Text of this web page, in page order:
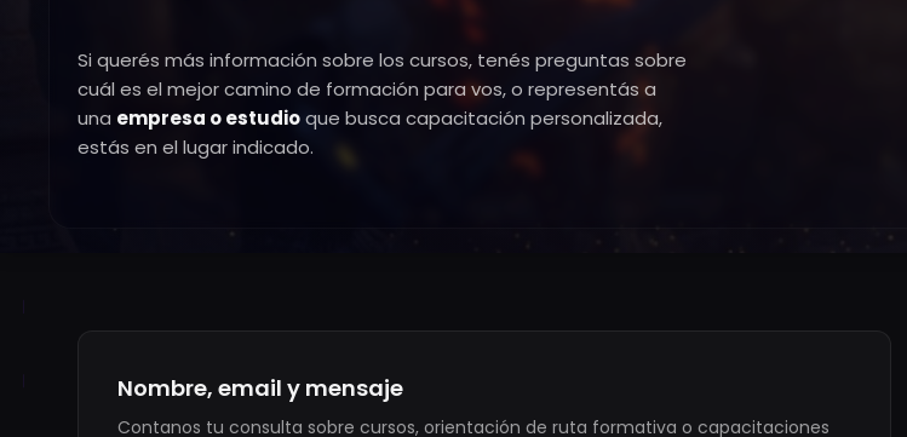
Si querés más información sobre los cursos, tenés preguntas sobre
cuál es el mejor camino de formación para vos, o representás a
una empresa o estudioque busca capacitación personalizada,
estás en el lugar indicado.
Nombre, email y mensaje
Contanos tu consulta sobre cursos, orientación de ruta formativa o capacitaciones